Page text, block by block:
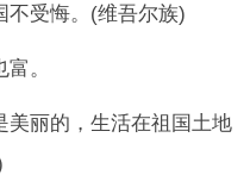
受悔。(维吾尔族)
。
丽的，生活在祖国土地